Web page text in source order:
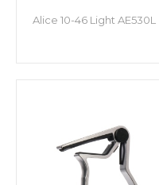
Alice 10-46 Light AE530L